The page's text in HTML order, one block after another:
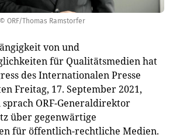
© ORF/Thomas Ramstorfer
von und
für Qualitätsmedien hat
des Internationalen Presse
Freitag, 17. September 2021,
ORF-Generaldirektor
über gegenwärtige
für öffentlich-rechtliche Medien.